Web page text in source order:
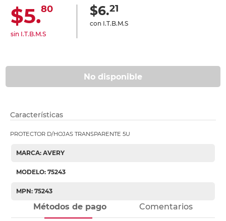
$5.80
sin I.T.B.M.S
$6.21
con I.T.B.M.S
No disponible
Características
PROTECTOR D/HOJAS TRANSPARENTE 5U
MARCA: AVERY
MODELO: 75243
MPN: 75243
Métodos de pago Comentarios